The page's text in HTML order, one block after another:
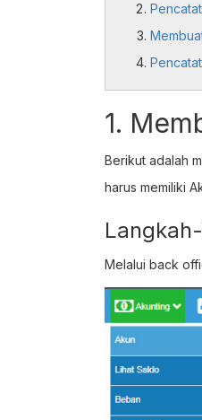
1.
Berikut adalah
harus memiliki
Melalui back